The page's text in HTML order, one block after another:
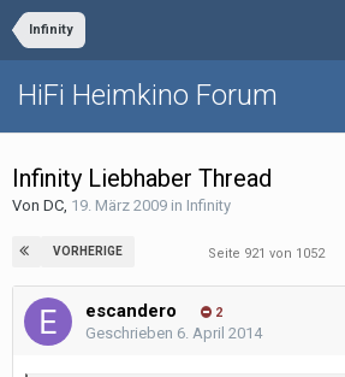
Infinity
HiFi Heimkino Forum
Infinity Liebhaber Thread
Von DC, 19. März 2009 in Infinity
VORHERIGE Seite 921 von 1052
escandero 2
Geschrieben 6. April 2014